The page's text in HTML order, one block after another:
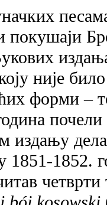
није
форми –
издању
1851-1852.